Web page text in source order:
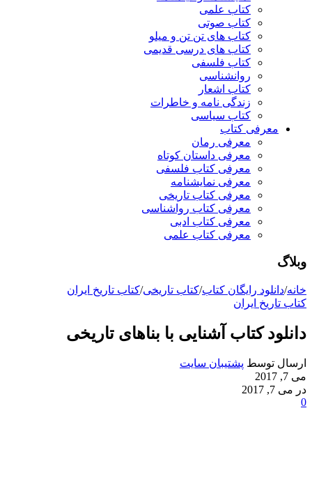
کتاب علمی
کتاب صوتی
کتاب های تن تن و میلو
کتاب های درسی قدیمی
کتاب فلسفی
روانشناسی
کتاب اشعار
زندگی نامه و خاطرات
کتاب سیاسی
معرفی کتاب
معرفی رمان
معرفی داستان کوتاه
معرفی کتاب فلسفی
معرفی نمایشنامه
معرفی کتاب تاریخی
معرفی کتاب رواشناسی
معرفی کتاب ادبی
معرفی کتاب علمی
وبلاگ
خانه/دانلود رایگان کتاب/کتاب تاریخی/کتاب تاریخ ایران
کتاب تاریخ ایران
دانلود کتاب آشنایی با بناهای تاریخی
ارسال توسط پشتیبان سایت
می 7, 2017
در می 7, 2017
0